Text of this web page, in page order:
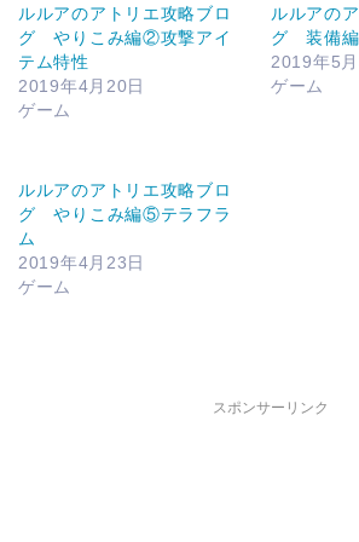
ルルアのアトリエ攻略ブロ
グ やりこみ編②攻撃アイ
テム特性
2019年4月20日
ゲーム
ルルアの
グ 装備
2019年5
ゲーム
ルルアのアトリエ攻略ブロ
グ やりこみ編⑤テラフラ
ム
2019年4月23日
ゲーム
スポンサーリンク